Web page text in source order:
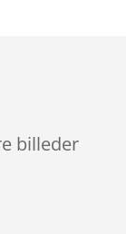
billeder